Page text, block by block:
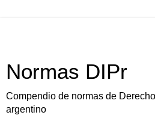
Normas DIPr
Compendio de normas de
argentino